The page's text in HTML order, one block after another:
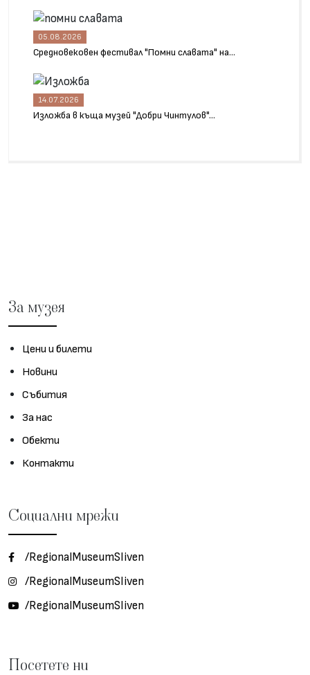
05.08.2026
Средновековен фестивал "Помни славата" на...
14.07.2026
Изложба в къща музей "Добри Чинтулов"...
За музея
Цени и билети
Новини
Събития
За нас
Обекти
Контакти
Социални мрежи
/RegionalMuseumSliven
/RegionalMuseumSliven
/RegionalMuseumSliven
Посетете ни